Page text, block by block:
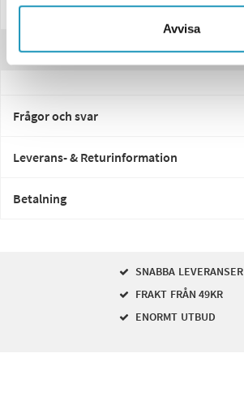
Avvisa
Specifikationer
Recensioner
Frågor och svar
Leverans- & Returinformation
Betalning
SNABBA LEVERANSER
FRAKT FRÅN 49KR
ENORMT UTBUD